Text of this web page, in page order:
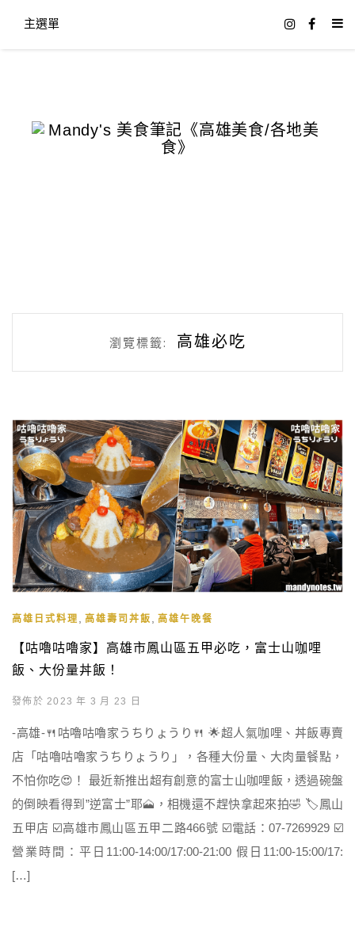
主選單
瀏覽標籤: 高雄必吃
高雄日式料理 , 高雄壽司丼飯 , 高雄午晚餐
【咕嚕咕嚕家】高雄市鳳山區五甲必吃，富士山咖哩
飯、大份量丼飯！
發佈於 2023 年 3 月 23 日
-高雄-🍴咕嚕咕嚕家うちりょうり🍴 🌟超人氣咖哩、丼飯專賣
店「咕嚕咕嚕家うちりょうり」，各種大份量、大肉量餐點，
不怕你吃😍！ 最近新推出超有創意的富士山咖哩飯，透過碗盤
的倒映看得到”逆富士”耶🗻，相機還不趕快拿起來拍🤣 🏷鳳山
五甲店 ☑️高雄市鳳山區五甲二路466號 ☑️電話：07-7269929 ☑️
營業時間：平日11:00-14:00/17:00-21:00 假日11:00-15:00/17:
[…]